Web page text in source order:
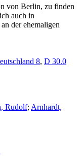
von Berlin, zu finden
auch in
der ehemaligen
8, D 30.0
Rudolf; Arnhardt,